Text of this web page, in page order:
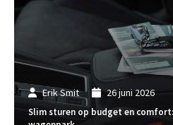
Erik Smit 26 juni 2026
Slim sturen op budget en